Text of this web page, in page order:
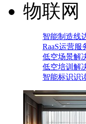
物联网
智能制造线
RaaS运营服
低空场景解
低空培训解
智能标识识